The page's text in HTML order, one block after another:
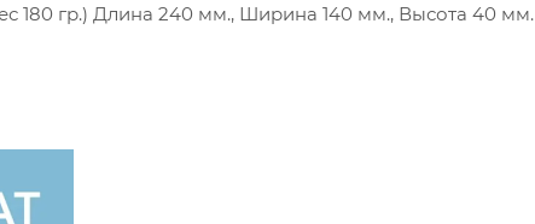
180 гр.) Длина 240 мм., Ширина 140 мм., Высота 40 мм.